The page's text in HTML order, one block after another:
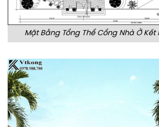
Mặt Bằng Tổng Thể Cổng Nhà Ở Kết